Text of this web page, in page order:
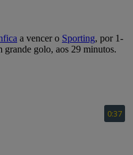
a vencer o Sporting, por 1-
grande golo, aos 29 minutos.